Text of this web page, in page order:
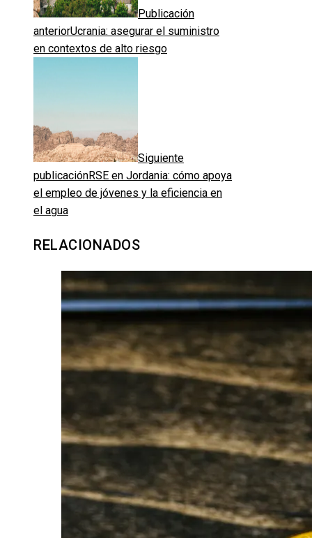
Publicación
anteriorUcrania: asegurar el suministro
en contextos de alto riesgo
Siguiente
publicaciónRSE en Jordania: cómo apoya
el empleo de jóvenes y la eficiencia en
el agua
RELACIONADOS